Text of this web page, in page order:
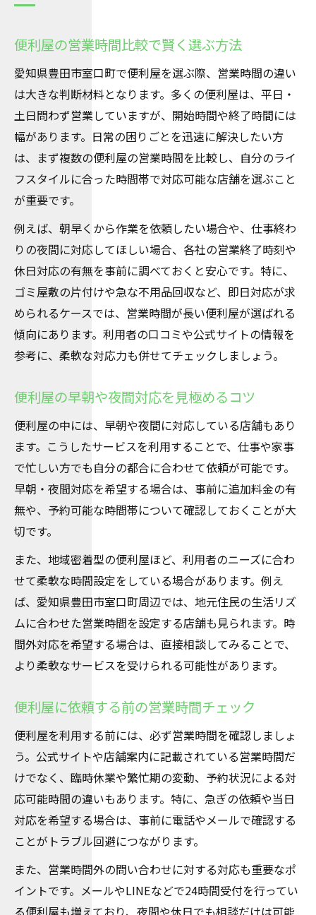
便利屋の営業時間比較で賢く選ぶ方法
愛知県豊田市室口町で便利屋を選ぶ際、営業時間の違い
は大きな判断材料となります。多くの便利屋は、平日・
土日問わず営業していますが、開始時間や終了時間には
幅があります。日常の困りごとを迅速に解決したい方
は、まず複数の便利屋の営業時間を比較し、自分のライ
フスタイルに合った時間帯で対応可能な店舗を選ぶこと
が重要です。
例えば、朝早くから作業を依頼したい場合や、仕事終わ
りの夜間に対応してほしい場合、各社の営業終了時刻や
休日対応の有無を事前に調べておくと安心です。特に、
ゴミ屋敷の片付けや急な不用品回収など、即日対応が求
められるケースでは、営業時間が長い便利屋が選ばれる
傾向にあります。利用者の口コミや公式サイトの情報を
参考に、柔軟な対応力も併せてチェックしましょう。
便利屋の早朝や夜間対応を見極めるコツ
便利屋の中には、早朝や夜間に対応している店舗もあり
ます。こうしたサービスを利用することで、仕事や家事
で忙しい方でも自分の都合に合わせて依頼が可能です。
早朝・夜間対応を希望する場合は、事前に追加料金の有
無や、予約可能な時間帯について確認しておくことが大
切です。
また、地域密着型の便利屋ほど、利用者のニーズに合わ
せて柔軟な時間設定をしている場合があります。例え
ば、愛知県豊田市室口町周辺では、地元住民の生活リズ
ムに合わせた営業時間を設定する店舗も見られます。時
間外対応を希望する場合は、直接相談してみることで、
より柔軟なサービスを受けられる可能性があります。
便利屋に依頼する前の営業時間チェック
便利屋を利用する前には、必ず営業時間を確認しましょ
う。公式サイトや店舗案内に記載されている営業時間だ
けでなく、臨時休業や繁忙期の変動、予約状況による対
応可能時間の違いもあります。特に、急ぎの依頼や当日
対応を希望する場合は、事前に電話やメールで確認する
ことがトラブル回避につながります。
また、営業時間外の問い合わせに対する対応も重要なポ
イントです。メールやLINEなどで24時間受付を行ってい
る便利屋も増えており、夜間や休日でも相談だけは可能